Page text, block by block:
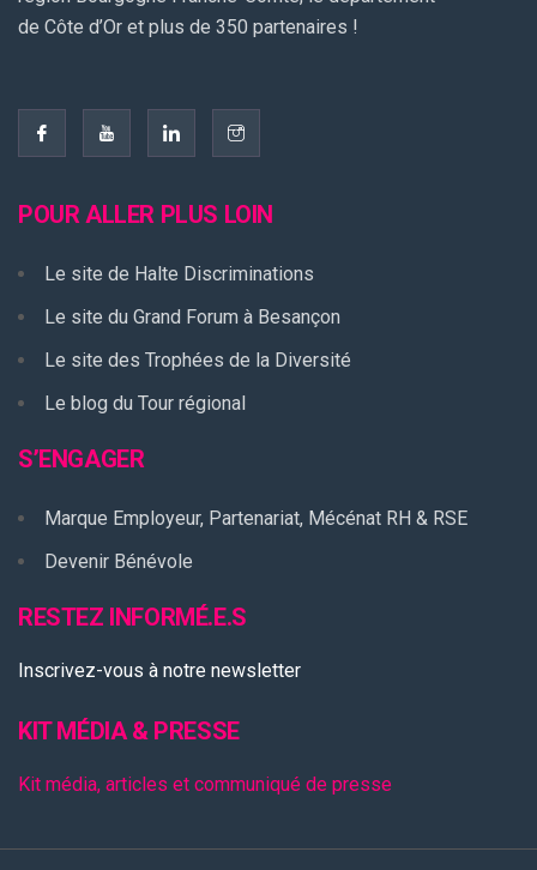
de Côte d’Or et plus de 350 partenaires !
POUR ALLER PLUS LOIN
Le site de Halte Discriminations
Le site du Grand Forum à Besançon
Le site des Trophées de la Diversité
Le blog du Tour régional
S’ENGAGER
Marque Employeur, Partenariat, Mécénat RH & RSE
Devenir Bénévole
RESTEZ INFORMÉ.E.S
Inscrivez-vous à notre newsletter
KIT MÉDIA & PRESSE
Kit média, articles et communiqué de presse